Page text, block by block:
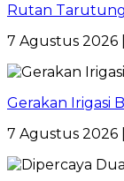
Rutan
7 Agustus 2026
Gerakan Irigasi
7 Agustus 2026